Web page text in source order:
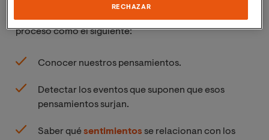
proceso como el siguiente:
Conocer nuestros pensamientos.
Detectar los eventos que suponen que esos
pensamientos surjan.
Saber quésentimientos se relacionan con los
RECHAZAR